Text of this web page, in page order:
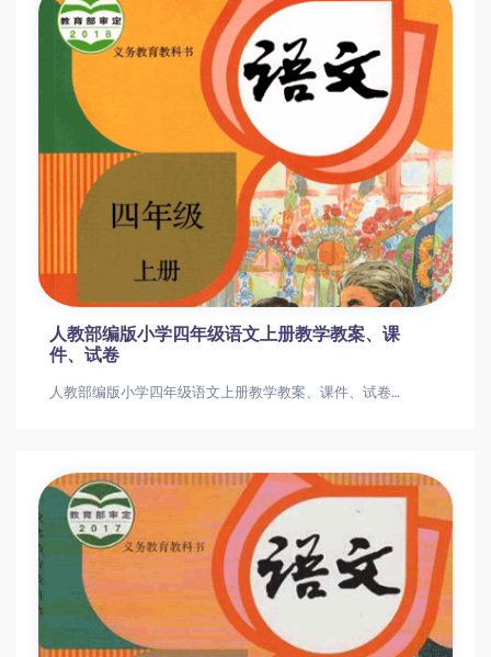
人教部编版小学四年级语文上册教学教案、课
件、试卷
人教部编版小学四年级语文上册教学教案、课件、试卷人教部编版小学四年级语文上册教学教案、课件、试卷